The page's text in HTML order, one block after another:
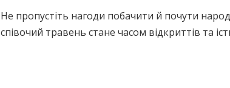
Не пропустіть нагоди побачити й почути
співочий травень стане часом відкриттів та